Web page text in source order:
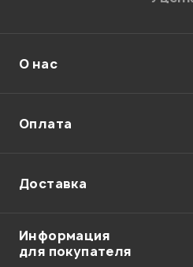
Отправить
О нас
Оплата
Доставка
Информация
для покупателя